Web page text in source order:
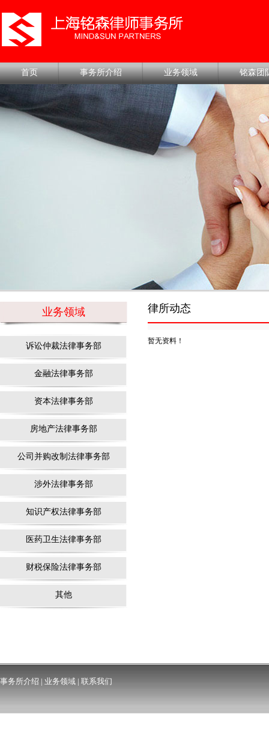
首页 事务所介绍 业务领域 铭森团
业务领域
诉讼仲裁法律事务部
金融法律事务部
资本法律事务部
房地产法律事务部
公司并购改制法律事务部
涉外法律事务部
知识产权法律事务部
医药卫生法律事务部
财税保险法律事务部
其他
律所动态
暂无资料！
事务所介绍 | 业务领域 | 联系我们